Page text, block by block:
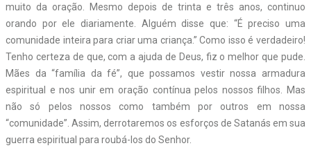
muito da oração. Mesmo depois de trinta e três anos, continuo
orando por ele diariamente. Alguém disse que: “É preciso uma
comunidade inteira para criar uma criança.” Como isso é verdadeiro!
Tenho certeza de que, com a ajuda de Deus, fiz o melhor que pude.
Mães da “família da fé”, que possamos vestir nossa armadura
espiritual e nos unir em oração contínua pelos nossos filhos. Mas
não só pelos nossos como também por outros em nossa
“comunidade”. Assim, derrotaremos os esforços de Satanás em sua
guerra espiritual para roubá-los do Senhor.